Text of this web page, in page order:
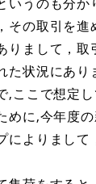
の取引を
まして，
状況にあ
ここで想定
に,今年度
よりまし